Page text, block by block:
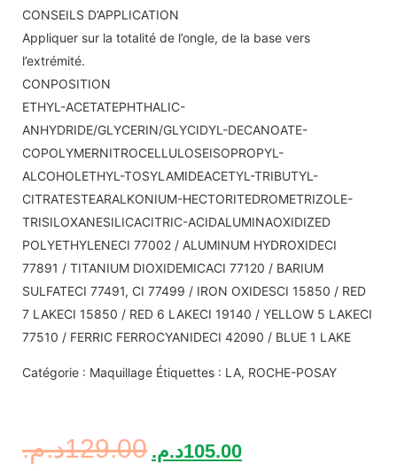
CONSEILS D’APPLICATION
Appliquer sur la totalité de l’ongle, de la base vers
l’extrémité.
CONPOSITION
ETHYL-ACETATEPHTHALIC-
ANHYDRIDE/GLYCERIN/GLYCIDYL-DECANOATE-
COPOLYMERNITROCELLULOSEISOPROPYL-
ALCOHOLETHYL-TOSYLAMIDEACETYL-TRIBUTYL-
CITRATESTEARALKONIUM-HECTORITEDROMETRIZOLE-
TRISILOXANESILICACITRIC-ACIDALUMINAOXIDIZED
POLYETHYLENECI 77002 / ALUMINUM HYDROXIDECI
77891 / TITANIUM DIOXIDEMICACI 77120 / BARIUM
SULFATECI 77491, CI 77499 / IRON OXIDESCI 15850 / RED
7 LAKECI 15850 / RED 6 LAKECI 19140 / YELLOW 5 LAKECI
77510 / FERRIC FERROCYANIDECI 42090 / BLUE 1 LAKE
Catégorie : Maquillage Étiquettes : LA, ROCHE-POSAY
129.00د.م. 105.00د.م.